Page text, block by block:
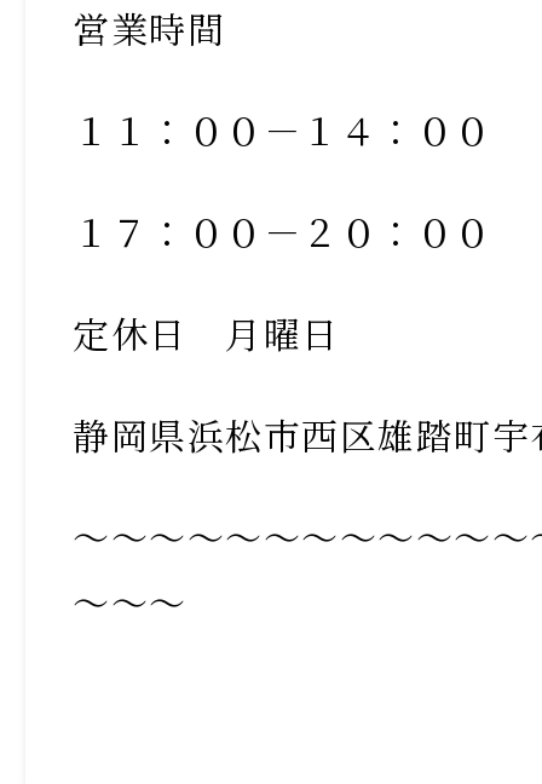
営業時間
１１：００－１４：００
１７：００－２０：００
定休日 月曜日
静岡県浜松市西区雄踏町
～～～～～～～～～～～
～～～